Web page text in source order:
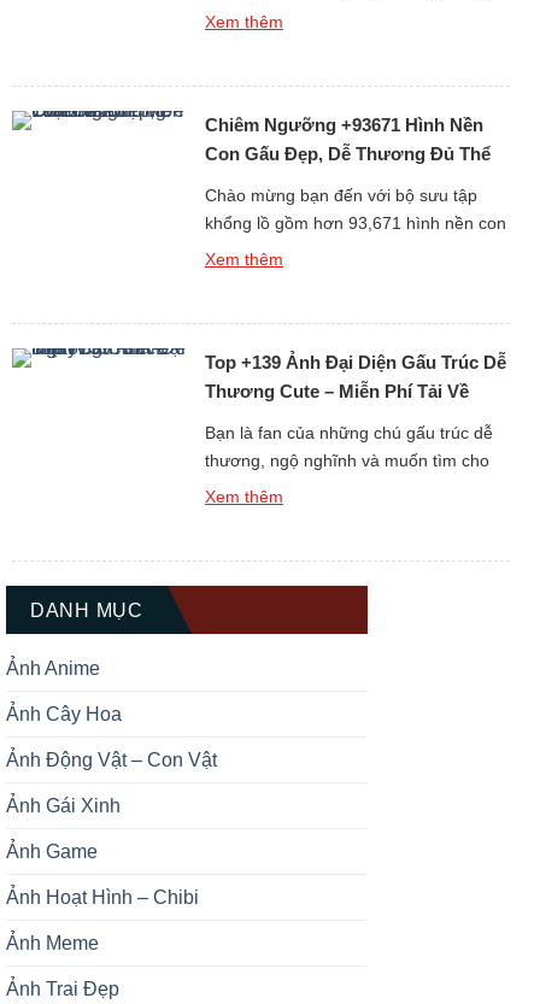
cách 3D sống động? Album +397 ảnh
tượng của sự dễ thương và thân thiện,
[…]
Xem thêm
Chiêm Ngưỡng +93671 Hình Nền
Con Gấu Đẹp, Dễ Thương Đủ Thể
Chào mừng bạn đến với bộ sưu tập
khổng lồ gồm hơn 93,671 hình nền con
gấu đẹp, dễ thương và đa dạng thể loại
gấu không chỉ làm đẹp cho […]
Xem thêm
Top +139 Ảnh Đại Diện Gấu Trúc Dễ
Thương Cute – Miễn Phí Tải Về
Bạn là fan của những chú gấu trúc dễ
thương, ngộ nghĩnh và muốn tìm cho
mình một hình đại diện thật ấn tượng?
Xem thêm
DANH MỤC
Ảnh Anime
Ảnh Cây Hoa
Ảnh Động Vật – Con Vật
Ảnh Gái Xinh
Ảnh Game
Ảnh Hoạt Hình – Chibi
Ảnh Meme
Ảnh Trai Đẹp